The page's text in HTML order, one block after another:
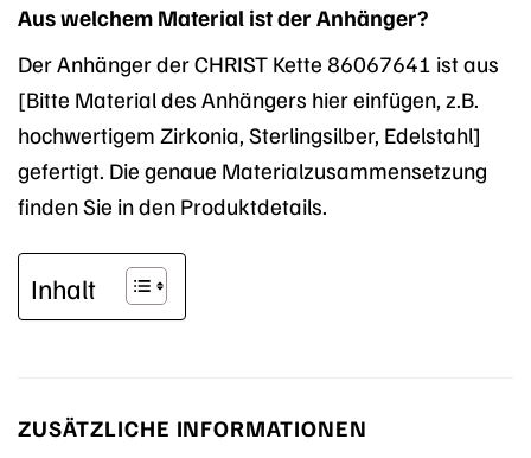
Aus welchem Material ist der Anhänger?
Der Anhänger der CHRIST Kette 86067641 ist aus
[Bitte Material des Anhängers hier einfügen, z.B.
hochwertigem Zirkonia, Sterlingsilber, Edelstahl]
gefertigt. Die genaue Materialzusammensetzung
finden Sie in den Produktdetails.
Inhalt
ZUSÄTZLICHE INFORMATIONEN